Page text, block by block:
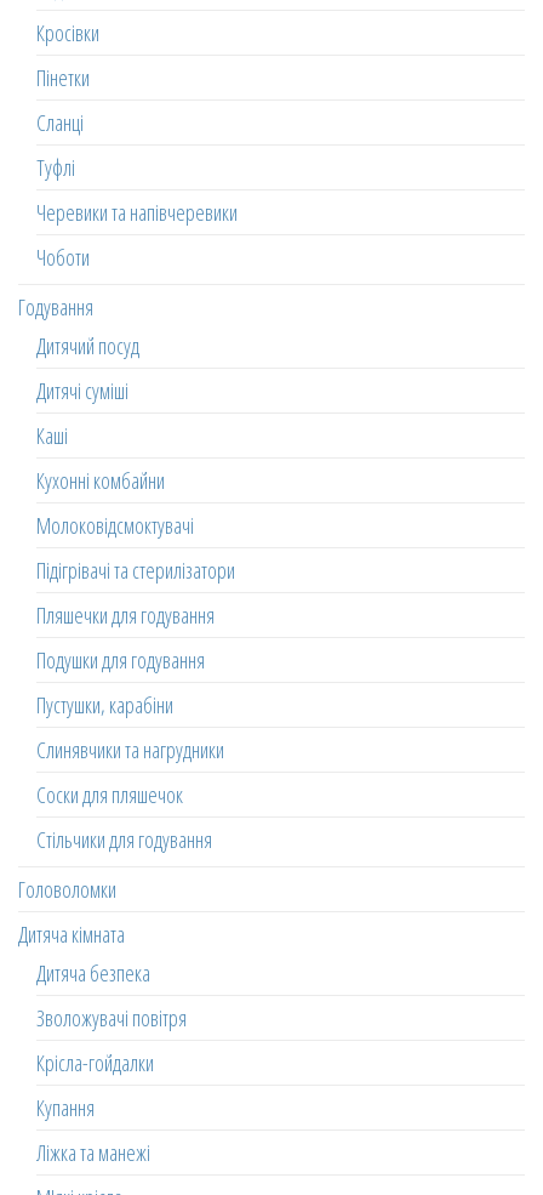
Кросівки
Пінетки
Сланці
Туфлі
Черевики та напівчеревики
Чоботи
Годування
Дитячий посуд
Дитячі суміші
Каші
Кухонні комбайни
Молоковідсмоктувачі
Підігрівачі та стерилізатори
Пляшечки для годування
Подушки для годування
Пустушки, карабіни
Слинявчики та нагрудники
Соски для пляшечок
Стільчики для годування
Головоломки
Дитяча кімната
Дитяча безпека
Зволожувачі повітря
Крісла-гойдалки
Купання
Ліжка та манежі